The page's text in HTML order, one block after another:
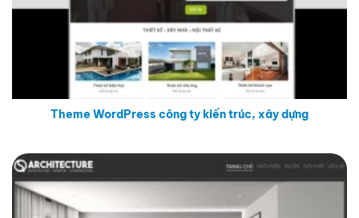
Theme WordPress công ty kiến trúc, xây dựng